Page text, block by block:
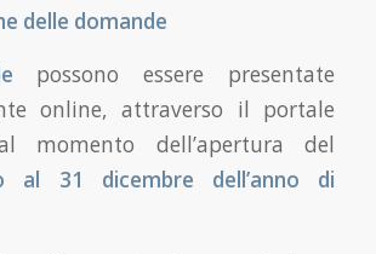
delle domande
possono essere presentate
online, attraverso il portale
momento dell’apertura del
al 31 dicembre dell’anno di